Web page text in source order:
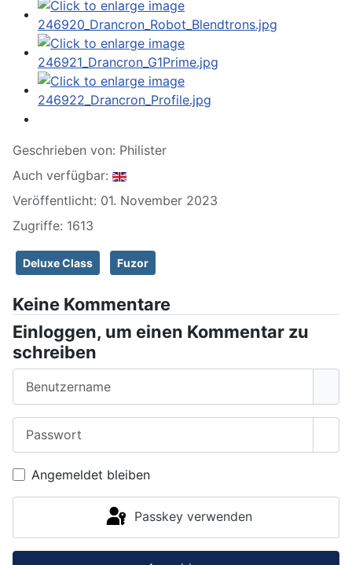
Geschrieben von: Philister
Auch verfügbar:
Veröffentlicht: 01. November 2023
Zugriffe: 1613
Deluxe Class Fuzor
Keine Kommentare
Einloggen, um einen Kommentar zu
schreiben
Angemeldet bleiben
Passkey verwenden